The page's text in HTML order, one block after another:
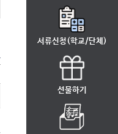
서류신청(학교/단체)
선물하기